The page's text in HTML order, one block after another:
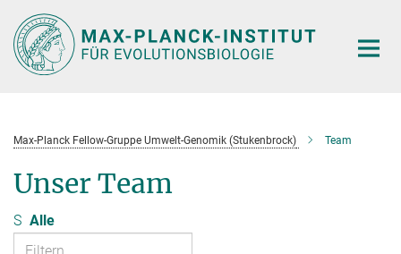
Hauptinhalt
Max-Planck Fellow-Gruppe Umwelt-Genomik (Stukenbrock) Team
Unser Team
S Alle